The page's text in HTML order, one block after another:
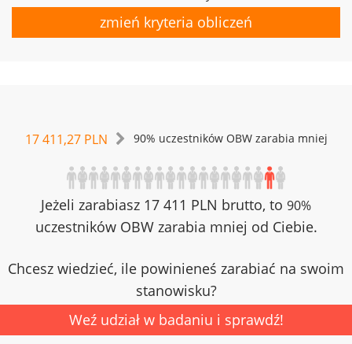
zmień kryteria obliczeń
17 411,27 PLN 90% uczestników OBW zarabia mniej
Jeżeli zarabiasz 17 411 PLN brutto, to 90%
uczestników OBW zarabia mniej od Ciebie.
Chcesz wiedzieć, ile powinieneś zarabiać na swoim
stanowisku?
Weź udział w badaniu i sprawdź!